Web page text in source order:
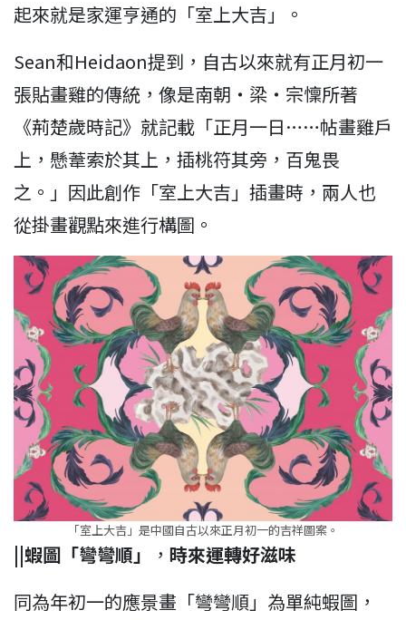
起來就是家運亨通的「室上大吉」。
Sean和Heidaon提到，自古以來就有正月初一
張貼畫雞的傳統，像是南朝・梁・宗懍所著
《荊楚歲時記》就記載「正月一日……帖畫雞戶
上，懸葦索於其上，插桃符其旁，百鬼畏
之。」因此創作「室上大吉」插畫時，兩人也
從掛畫觀點來進行構圖。
「室上大吉」是中國自古以來正月初一的吉祥圖案。
||蝦圖「彎彎順」 ， 時來運轉好滋味
同為年初一的應景畫「彎彎順」為單純蝦圖，